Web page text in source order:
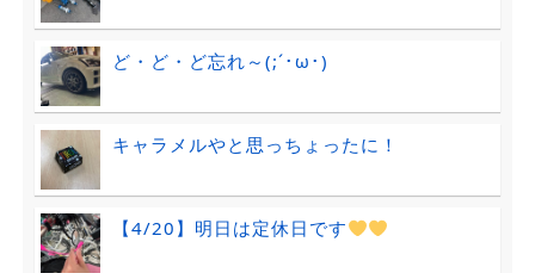
ど・ど・ど忘れ～(;´･ω･)
キャラメルやと思っちょったに！
【4/20】明日は定休日です